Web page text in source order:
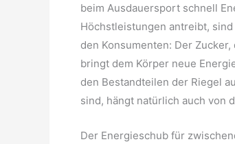
beim Ausdauersport schnell
Höchstleistungen antreibt,
den Konsumenten: Der
bringt dem Körper neue
den Bestandteilen der Riegel
sind, hängt natürlich auch von
Der Energieschub für